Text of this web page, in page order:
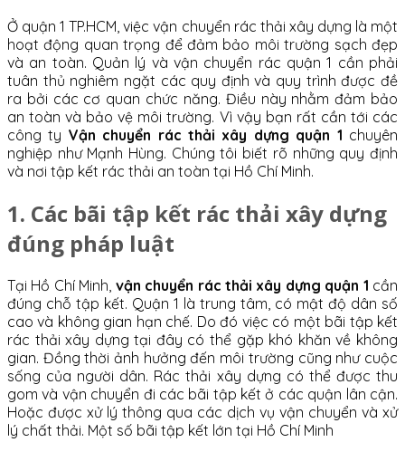
Ở quận 1 TP.HCM, việc vận chuyển rác thải xây dựng là một
hoạt động quan trọng để đảm bảo môi trường sạch đẹp
và an toàn. Quản lý và vận chuyển rác quận 1 cần phải
tuân thủ nghiêm ngặt các quy định và quy trình được đề
ra bởi các cơ quan chức năng. Điều này nhằm đảm bảo
an toàn và bảo vệ môi trường. Vì vậy bạn rất cần tới các
công ty Vận chuyển rác thải xây dựng quận 1 chuyên
nghiệp như Mạnh Hùng. Chúng tôi biết rõ những quy định
và nơi tập kết rác thải an toàn tại Hồ Chí Minh.
1. Các bãi tập kết rác thải xây dựng
đúng pháp luật
Tại Hồ Chí Minh, vận chuyển rác thải xây dựng quận 1 cần
đúng chỗ tập kết. Quận 1 là trung tâm, có mật độ dân số
cao và không gian hạn chế. Do đó việc có một bãi tập kết
rác thải xây dựng tại đây có thể gặp khó khăn về không
gian. Đồng thời ảnh hưởng đến môi trường cũng như cuộc
sống của người dân. Rác thải xây dựng có thể được thu
gom và vận chuyển đi các bãi tập kết ở các quận lân cận.
Hoặc được xử lý thông qua các dịch vụ vận chuyển và xử
lý chất thải. Một số bãi tập kết lớn tại Hồ Chí Minh